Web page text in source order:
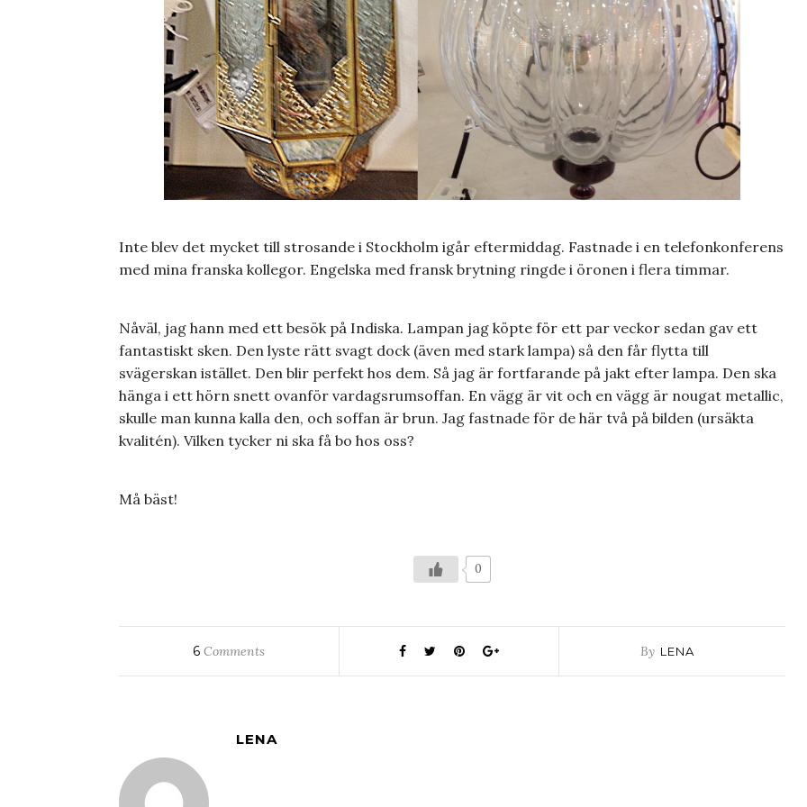
Inte blev det mycket till strosande i Stockholm igår eftermiddag. Fastnade i en telefonkonferens
med mina franska kollegor. Engelska med fransk brytning ringde i öronen i flera timmar.
Nåväl, jag hann med ett besök på Indiska. Lampan jag köpte för ett par veckor sedan gav ett
fantastiskt sken. Den lyste rätt svagt dock (även med stark lampa) så den får flytta till
svägerskan istället. Den blir perfekt hos dem. Så jag är fortfarande på jakt efter lampa. Den ska
hänga i ett hörn snett ovanför vardagsrumsoffan. En vägg är vit och en vägg är nougat metallic,
skulle man kunna kalla den, och soffan är brun. Jag fastnade för de här två på bilden (ursäkta
kvalitén). Vilken tycker ni ska få bo hos oss?
Må bäst!
0
6 Comments By LENA
LENA